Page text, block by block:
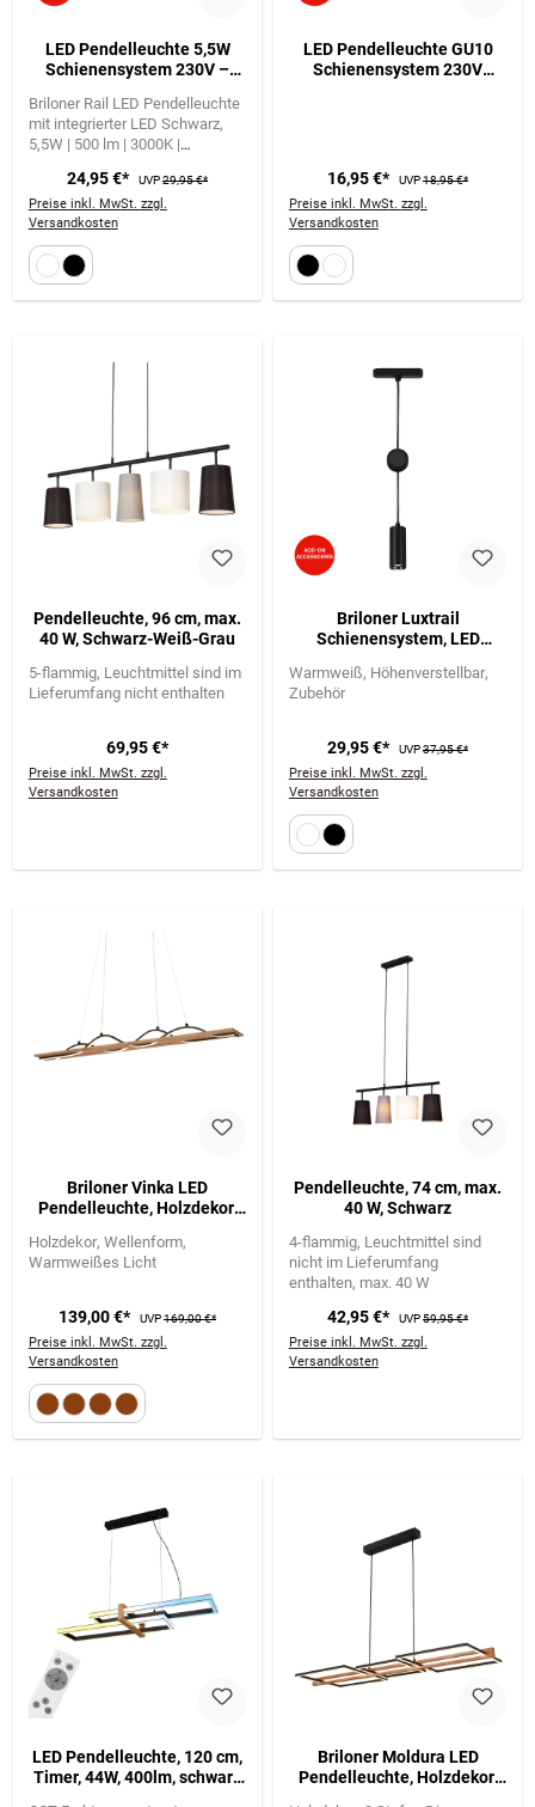
LED Pendelleuchte 5,5W
Schienensystem 230V –
cm, Schwarz
Briloner Rail LED Pendelleuchte
mit integrierter LED Schwarz
5,5W | 500 lm | 3000K |
dimmbar für flexible
Lichtstimmung
24,95 €* UVP29,95 €*
Preise inkl. MwSt. zzgl.
Versandkosten
LED Pendelleuchte GU10
Schienensystem 230V
16,95 €* UVP18,95 €*
Preise inkl. MwSt. zzgl.
Versandkosten
Pendelleuchte, 96 cm, max.
40 W, Schwarz-Weiß-Grau
5-flammig Leuchtmittel sind im
Lieferumfang nicht enthalten
69,95 €*
Preise inkl. MwSt. zzgl.
Versandkosten
Briloner Luxtrail
Schienensystem, LED
Höhenverstellbar, Schwarz
Warmweiß Höhenverstellbar
Zubehör
29,95 €* UVP37,95 €*
Preise inkl. MwSt. zzgl.
Versandkosten
Briloner Vinka LED
Pendelleuchte, Holzdekor,
Holzdekor Wellenform
Warmweißes Licht
139,00 €* UVP169,00 €*
Preise inkl. MwSt. zzgl.
Versandkosten
Pendelleuchte, 74 cm, max.
40 W, Schwarz
4-flammig Leuchtmittel sind
nicht im Lieferumfang
enthalten max. 40 W
42,95 €* UVP59,95 €*
Preise inkl. MwSt. zzgl.
Versandkosten
LED Pendelleuchte, 120 cm,
Timer, 44W, 400lm, schwarz
Briloner Moldura LED
Pendelleuchte, Holzdekor,